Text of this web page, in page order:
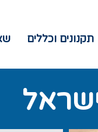
תקנונים וכללים